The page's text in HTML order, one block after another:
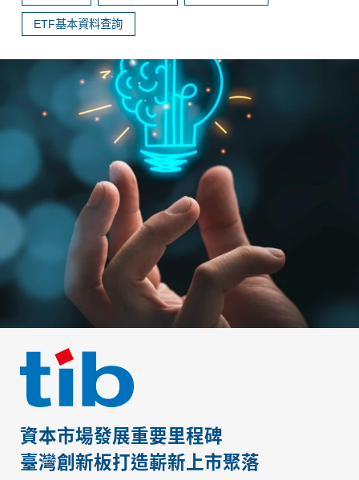
ETF基本資料查詢
資本市場發展重要里程碑
臺灣創新板打造嶄新上市聚落